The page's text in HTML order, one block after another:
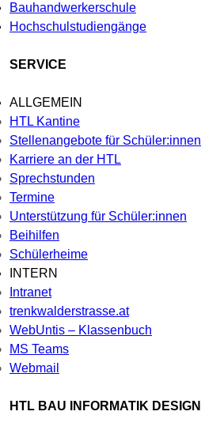
Bauhandwerkerschule
Hochschulstudiengänge
SERVICE
ALLGEMEIN
HTL Kantine
Stellenangebote für Schüler:innen
Karriere an der HTL
Sprechstunden
Termine
Unterstützung für Schüler:innen
Beihilfen
Schülerheime
INTERN
Intranet
trenkwalderstrasse.at
WebUntis – Klassenbuch
MS Teams
Webmail
HTL BAU INFORMATIK DESIGN